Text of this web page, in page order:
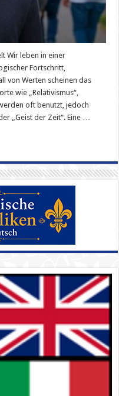
Wir leben in einer
Fortschritt,
von Werten scheinen das
wie „Relativismus“,
oft benutzt, jedoch
„Geist der Zeit“. Eine …